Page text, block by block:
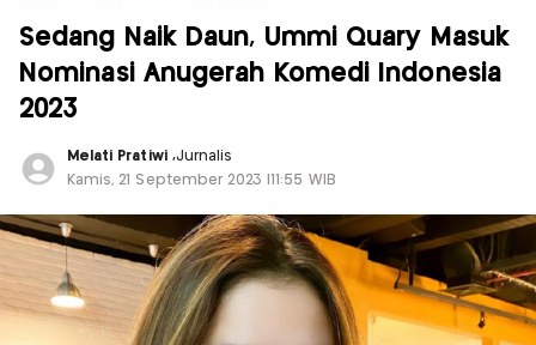
Sedang Naik Daun, Ummi Quary Masuk
Nominasi Anugerah Komedi Indonesia
2023
Melati Pratiwi ,Jurnalis
Kamis, 21 September 2023 |11:55 WIB